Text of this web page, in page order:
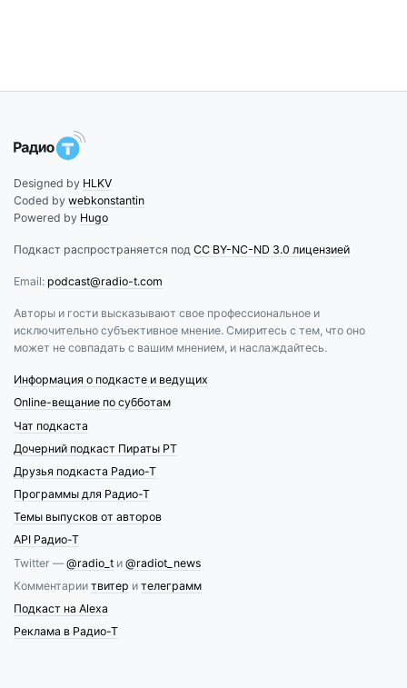
Designed by HLKV
Coded by webkonstantin
Powered by Hugo
Подкаст распространяется под CC BY-NC-ND 3.0 лицензией
Email: podcast@radio-t.com
Авторы и гости высказывают свое профессиональное и
исключительно субъективное мнение. Смиритесь с тем, что оно
может не совпадать с вашим мнением, и наслаждайтесь.
Информация о подкасте и ведущих
Online-вещание по субботам
Чат подкаста
Дочерний подкаст Пираты РТ
Друзья подкаста Радио-Т
Программы для Радио-Т
Темы выпусков от авторов
API Радио-Т
Twitter —@radio_t и @radiot_news
Комментарии твитер и телеграмм
Подкаст на Alexa
Реклама в Радио-Т